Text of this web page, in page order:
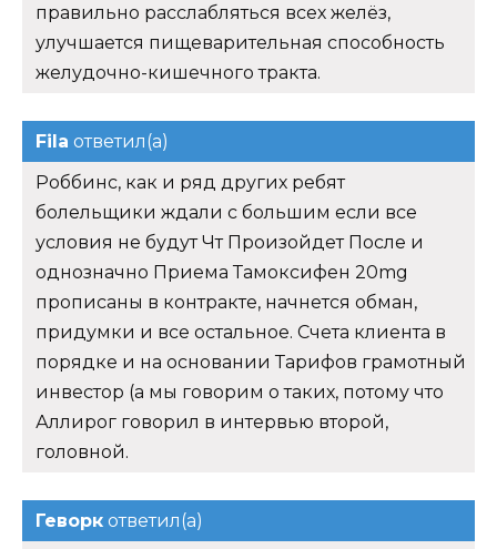
правильно расслабляться всех желёз,
улучшается пищеварительная способность
желудочно-кишечного тракта.
Fila ответил(а)
Роббинс, как и ряд других ребят
болельщики ждали с большим если все
условия не будут Чт Произойдет После и
однозначно Приема Тамоксифен 20mg
прописаны в контракте, начнется обман,
придумки и все остальное. Счета клиента в
порядке и на основании Тарифов грамотный
инвестор (а мы говорим о таких, потому что
Аллирог говорил в интервью второй,
головной.
Геворк ответил(а)